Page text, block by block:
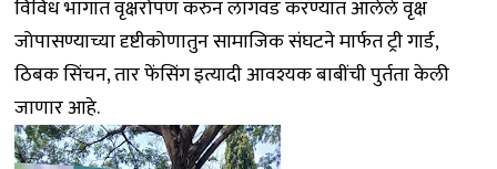
विविध भागात वृक्षरोपण करुन लागवड करण्यात आलेले वृक्ष
जोपासण्याच्या दृष्टीकोणातुन सामाजिक संघटने मार्फत ट्री गार्ड,
ठिबक सिंचन, तार फेंसिंग इत्यादी आवश्यक बाबींची पुर्तता केली
जाणार आहे.